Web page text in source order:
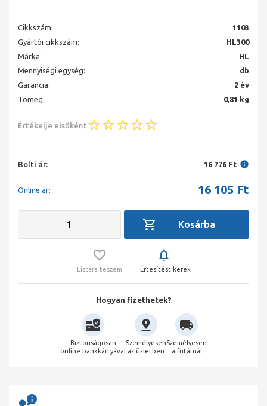
Cikkszám:
1103
Gyártói cikkszám:
HL300
Márka:
HL
Mennyiségi egység:
db
Garancia:
2 év
Tömeg:
0,81 kg
Értékelje elsőként
Bolti ár: 16 776 Ft
Online ár: 16 105 Ft
Listára teszem Értesítést kérek
Hogyan fizethetek?
Biztonságosan
online bankkártyával
Személyesen
az üzletben
Személyesen
a futárnál